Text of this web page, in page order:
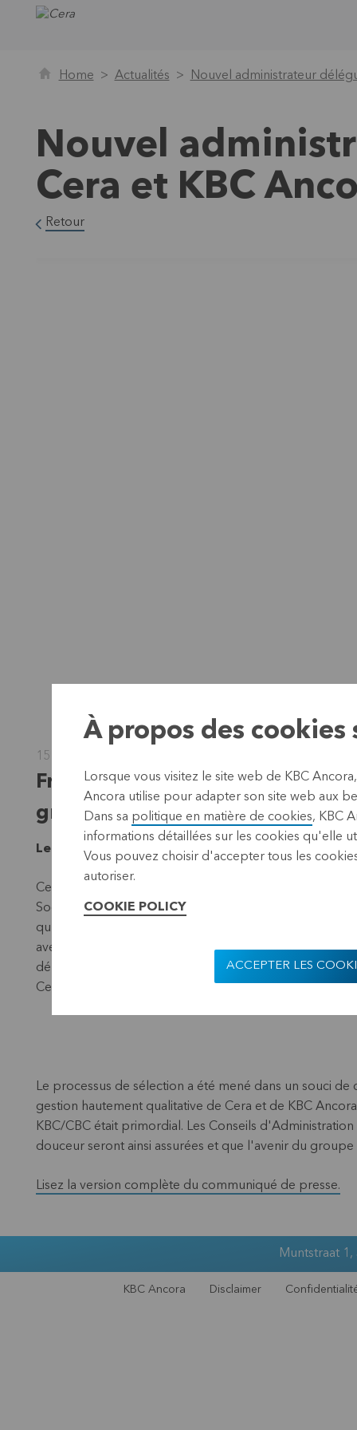
Home Actualités Nouvel administrateur
Nouvel
Cera et KBC
Retour
15 décembre 2023
Frederik Vandepitte succède à
groupe Cera
Leuven, 15 décembre 2023 (17.40 CE
Cet après-midi, les Conseils d'Administration de Cera
Société de Gestion - administrateur statutaire de KBC
qu'administrateur délégué et CEO à temps plein, à
avec succès le groupe Cera depuis 2006. Jusqu'à la
délégué à temps partiel et continuera à remplir ses
Cera et à préparer la transition.
Le processus de sélection a été mené dans un souci
gestion hautement qualitative de Cera et de KBC
KBC/CBC était primordial. Les Conseils
douceur seront ainsi assurées et que l'avenir du
Lisez la version complète du communiqué de presse.
Muntstraat
KBC Ancora Disclaimer
À propos des cookies
Lorsque vous visitez le site web de KBC
Ancora utilise pour adapter son site web aux
Dans sa politique en matière de cookies, KBC
informations détaillées sur les cookies qu'elle
Vous pouvez choisir d'accepter tous les
autoriser.
COOKIE POLICY
ACCEPTER LES